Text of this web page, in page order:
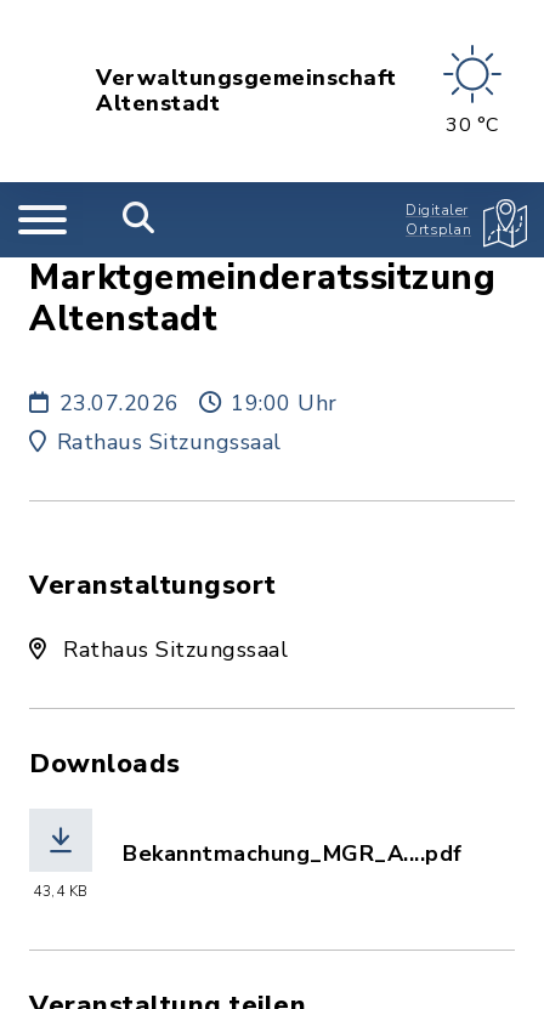
Verwaltungsgemeinschaft
Altenstadt
30 °C
Digitaler
Ortsplan
Marktgemeinderatssitzung
Altenstadt
23.07.2026
19:00 Uhr
Rathaus Sitzungssaal
Veranstaltungsort
Rathaus Sitzungssaal
Downloads
43,4 KB
Bekanntmachung_MGR_A....pdf